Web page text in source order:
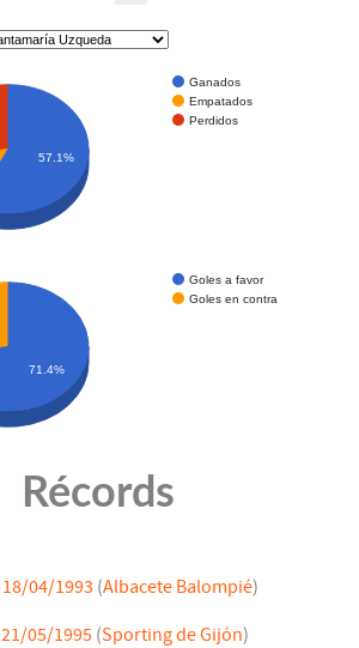
Ganados
Empatados
Perdidos
57.1%
Goles a favor
Goles en contra
71.4%
Récords
18/04/1993 (Albacete Balompié)
21/05/1995 (Sporting de Gijón)